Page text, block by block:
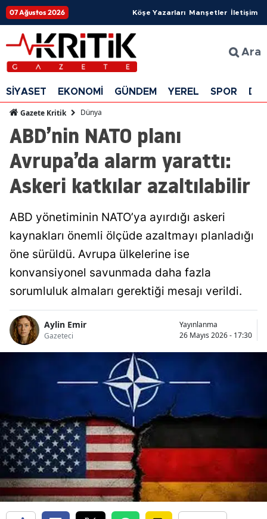
07 Ağustos 2026 Köşe Yazarları Manşetler İletişim
Ara
SİYASET EKONOMİ GÜNDEM YEREL SPOR
Gazete Kritik Dünya
ABD’nin NATO planı
Avrupa’da alarm yarattı:
Askeri katkılar azaltılabilir
ABD yönetiminin NATO’ya ayırdığı askeri
kaynakları önemli ölçüde azaltmayı planladığı
öne sürüldü. Avrupa ülkelerine ise
konvansiyonel savunmada daha fazla
sorumluluk almaları gerektiği mesajı verildi.
Aylin Emir
Gazeteci
Yayınlanma
26 Mayıs 2026 - 17:30